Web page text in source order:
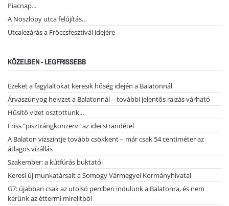
Piacnap...
A Noszlopy utca felújítás…
Utcalezárás a Fröccsfesztivál idejére
KÖZELBEN - LEGFRISSEBB
Ezeket a fagylaltokat keresik hőség idején a Balatonnál
Árvaszúnyog helyzet a Balatonnál – további jelentős rajzás várható
Hűsítő vizet osztottunk...
Friss "pisztrángkonzerv" az idei strandétel
A Balaton vízszintje tovább csökkent – már csak 54 centiméter az
átlagos vízállás
Szakember: a kútfúrás buktatói
Keresi új munkatársait a Somogy Vármegyei Kormányhivatal
G7: újabban csak az utolsó percben indulunk a Balatonra, és nem
kérünk az éttermi mirelitből